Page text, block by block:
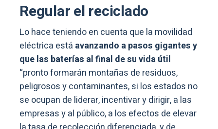
Regular el reciclado
Lo hace teniendo en cuenta que la movilidad
eléctrica está avanzando a pasos gigantes y
que las baterías al final de su vida útil
“pronto formarán montañas de residuos,
peligrosos y contaminantes, si los estados no
se ocupan de liderar, incentivar y dirigir, a las
empresas y al público, a los efectos de elevar